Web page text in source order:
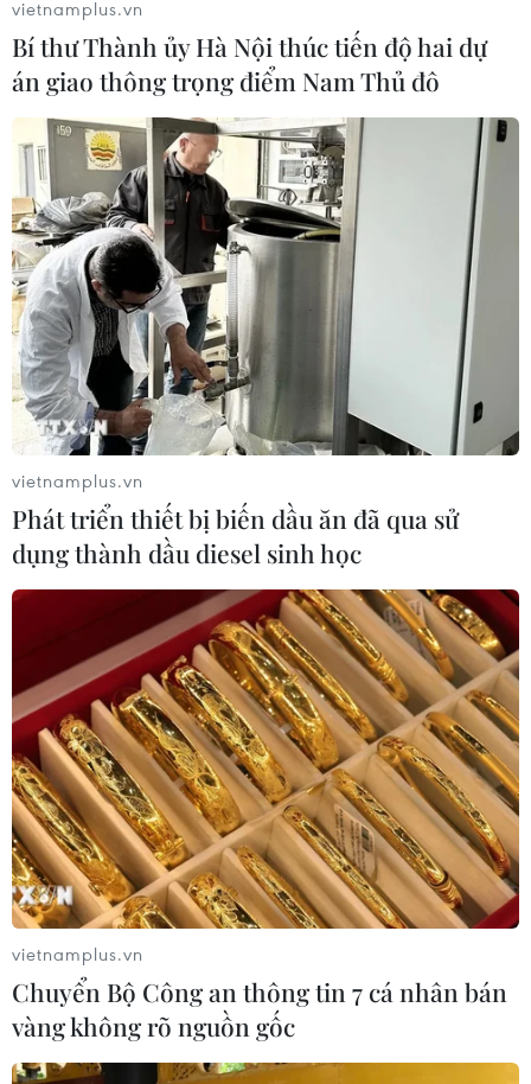
2023, đoàn Việt Nam xếp thứ 6/112 quốc gia, vùng lãnh
thổ tham gia Olympic.
vietnamplus.vn
Bí thư Thành ủy Hà Nội thúc tiến độ hai dự
án giao thông trọng điểm Nam Thủ đô
vietnamplus.vn
Phát triển thiết bị biến dầu ăn đã qua sử
dụng thành dầu diesel sinh học
vietnamplus.vn
Chuyển Bộ Công an thông tin 7 cá nhân bán
vàng không rõ nguồn gốc